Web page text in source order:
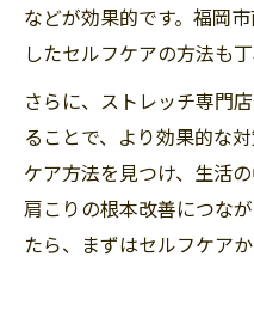
などが効果的です。福岡
したセルフケアの方法も
さらに、ストレッチ専門
ることで、より効果的な
ケア方法を見つけ、生活
肩こりの根本改善につな
たら、まずはセルフケア